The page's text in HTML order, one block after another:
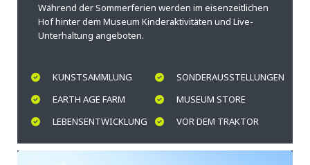
Während der Sommerferien werden im eisenzeitlichen
Hof hinter dem Museum Kinderaktivitäten und Live-
Unterhaltung angeboten.
KUNSTSAMMLUNG
SONDERAUSSTELLUNGEN
EARTH AGE FARM
MUSEUM STORE
LEBENSENTWICKLUNG
VOR DEM TRAKTOR